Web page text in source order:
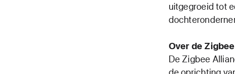
uitgegroeid tot
Over de
De Zigbee